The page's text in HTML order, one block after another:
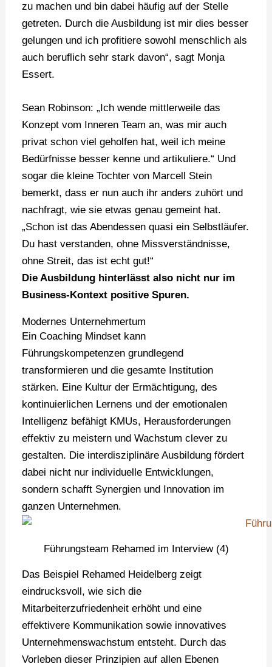
zu machen und bin dabei häufig auf der Stelle
getreten. Durch die Ausbildung ist mir dies besser
gelungen und ich profitiere sowohl menschlich als
auch beruflich sehr stark davon“, sagt Monja
Essert.
Sean Robinson: „Ich wende mittlerweile das
Konzept vom Inneren Team an, was mir auch
privat schon viel geholfen hat, weil ich meine
Bedürfnisse besser kenne und artikuliere.“ Und
sogar die kleine Tochter von Marcell Stein
bemerkt, dass er nun auch ihr anders zuhört und
nachfragt, wie sie etwas genau gemeint hat.
„Schon ist das Abendessen quasi ein Selbstläufer.
Du hast verstanden, ohne Missverständnisse,
ohne Streit, das ist echt gut!“
Die Ausbildung hinterlässt also nicht nur im
Business-Kontext positive Spuren.
Modernes Unternehmertum
Ein Coaching Mindset kann
Führungskompetenzen grundlegend
transformieren und die gesamte Institution
stärken. Eine Kultur der Ermächtigung, des
kontinuierlichen Lernens und der emotionalen
Intelligenz befähigt KMUs, Herausforderungen
effektiv zu meistern und Wachstum clever zu
gestalten. Die interdisziplinäre Ausbildung fördert
dabei nicht nur individuelle Entwicklungen,
sondern schafft Synergien und Innovation im
ganzen Unternehmen.
Führungsteam Rehamed im Interview (4)
Das Beispiel Rehamed Heidelberg zeigt
eindrucksvoll, wie sich die
Mitarbeiterzufriedenheit erhöht und eine
effektivere Kommunikation sowie innovatives
Unternehmenswachstum entsteht. Durch das
Vorleben dieser Prinzipien auf allen Ebenen